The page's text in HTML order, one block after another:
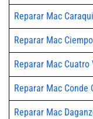
Reparar Mac
Reparar Mac
Reparar Mac Cuatro
Reparar Mac Conde
Reparar Mac